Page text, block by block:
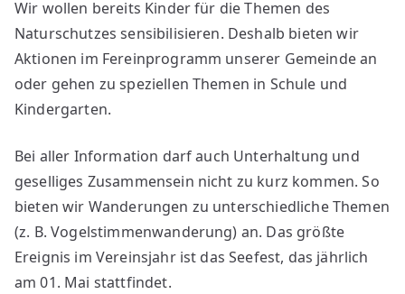
Wir wollen bereits Kinder für die Themen des
Naturschutzes sensibilisieren. Deshalb bieten wir
Aktionen im Fereinprogramm unserer Gemeinde an
oder gehen zu speziellen Themen in Schule und
Kindergarten.
Bei aller Information darf auch Unterhaltung und
geselliges Zusammensein nicht zu kurz kommen. So
bieten wir Wanderungen zu unterschiedliche Themen
(z. B. Vogelstimmenwanderung) an. Das größte
Ereignis im Vereinsjahr ist das Seefest, das jährlich
am 01. Mai stattfindet.